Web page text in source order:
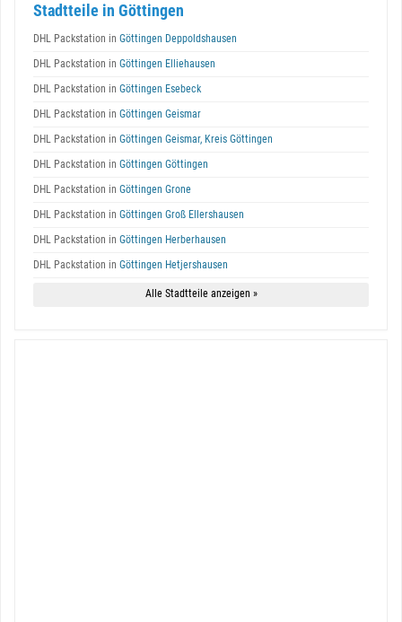
Stadtteile in Göttingen
DHL Packstation in Göttingen Deppoldshausen
DHL Packstation in Göttingen Elliehausen
DHL Packstation in Göttingen Esebeck
DHL Packstation in Göttingen Geismar
DHL Packstation in Göttingen Geismar, Kreis Göttingen
DHL Packstation in Göttingen Göttingen
DHL Packstation in Göttingen Grone
DHL Packstation in Göttingen Groß Ellershausen
DHL Packstation in Göttingen Herberhausen
DHL Packstation in Göttingen Hetjershausen
Alle Stadtteile anzeigen »